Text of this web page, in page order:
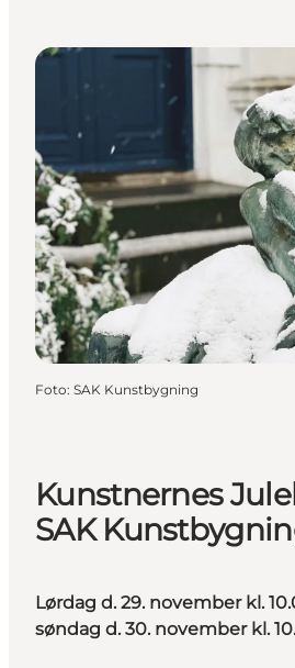
Foto: SAK Kunstbygning
Kunstnernes
SAK
Lørdag d. 29. november kl.
søndag d. 30. november kl.